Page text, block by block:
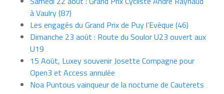
à Vaulry (87)
Les engagés du Grand Prix de Puy l’Evèque (46)
Dimanche 23 août : Route du Soulor U23 ouvert aux
U19
15 Août, Luxey souvenir Josette Compagne pour
Open3 et Access annulée
Noa Puntous vainqueur de la nocturne de Cauterets